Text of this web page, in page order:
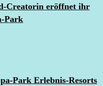
Creatorin eröffnet ihr
Park
Park Erlebnis-Resorts